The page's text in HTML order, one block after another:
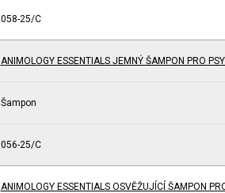
058-25/C
ANIMOLOGY ESSENTIALS JEMNÝ ŠAMPON PRO
Šampon
056-25/C
ANIMOLOGY ESSENTIALS OSVĚŽUJÍCÍ ŠAMPON